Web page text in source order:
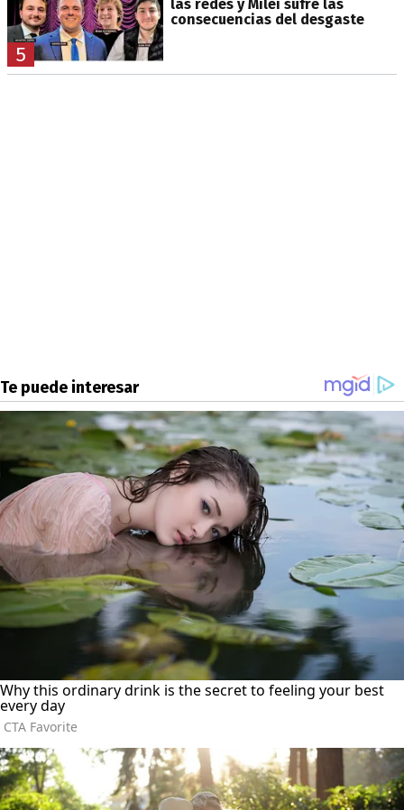
5
las redes y Milei sufre las
consecuencias del desgaste